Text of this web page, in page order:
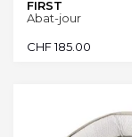
FIRST
Abat-jour
CHF185.00